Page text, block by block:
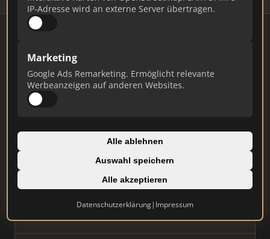
IP-Adresse wird an externe Server übertragen.
Marketing
Google Ads Remarketing. Ermöglicht relevante
Werbeanzeigen auf anderen Websites.
Alle ablehnen
Auswahl speichern
Alle akzeptieren
Datenschutzerklärung| Impressum
Stand: Juli 2026
#
Immobilien Scout GmbH
immobilienscout24.de
AVIV Germany GmbH